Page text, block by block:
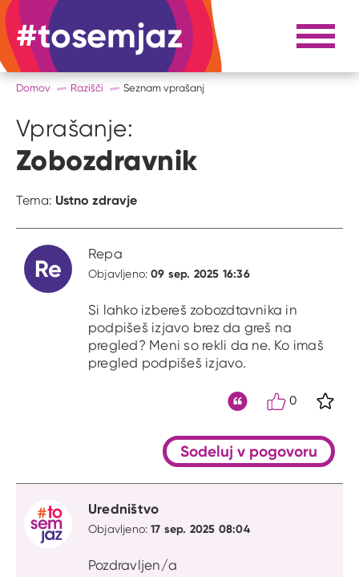
#tosemjaz #to sem jaz Razpri
Domov Razišči Seznam vprašanj
Vprašanje:
Zobozdravnik
Tema: Ustno zdravje
Re
Repa
Objavljeno:09 sep. 2025 16:36
Si lahko izbereš zobozdtavnika in
podpišeš izjavo brez da greš na
pregled? Meni so rekli da ne. Ko imaš
pregled podpišeš izjavo.
0
Sodeluj v pogovoru
Uredništvo
Objavljeno:17 sep. 2025 08:04
Pozdravljen/a